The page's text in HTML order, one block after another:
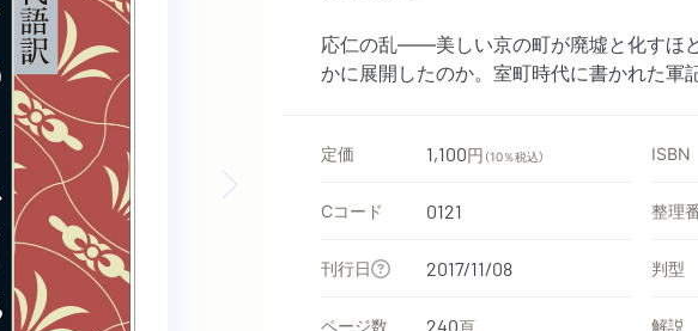
応仁の乱――美しい京の町が廃墟と化すほ
かに展開したのか。室町時代に書かれた軍
定価 1,100円 （10％税込） ISBN
Cコード 0121 整理
刊行日 2017/11/08 判型
ページ数 240 解説